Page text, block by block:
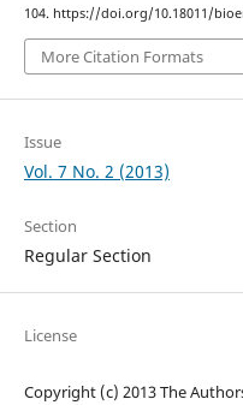
104. https://doi.org/10.18011/
More Citation Formats
Issue
Vol. 7 No. 2 (2013)
Section
Regular Section
License
Copyright (c) 2013 The